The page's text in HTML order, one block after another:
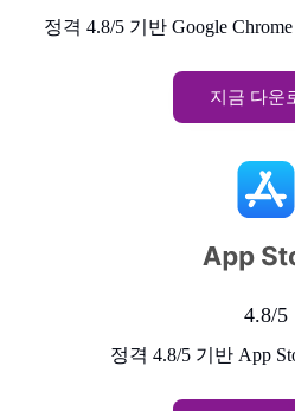
정격 4.8/5 기반 Google
지금 다운
4.8/5
정격 4.8/5 기반 App